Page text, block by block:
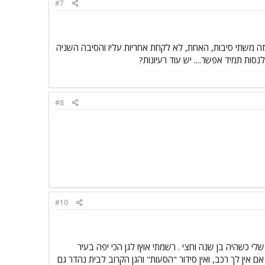
#7
משתי סיבות, האחת, לא לקחת אחריות עליו והסיבה השניה
תמיד אפשר.... יש עוד רעיונות?
#8
#10
כשהיה בן שנה וחצי . רשמתי אוץו לגן הכי יפה בעיר
אין לך רכב, ואין סידור "הסעות" והגן הקרוב לבית נהדר גם